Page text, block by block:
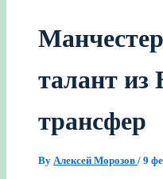
талант из
трансфер
By Алексей Морозов / 9